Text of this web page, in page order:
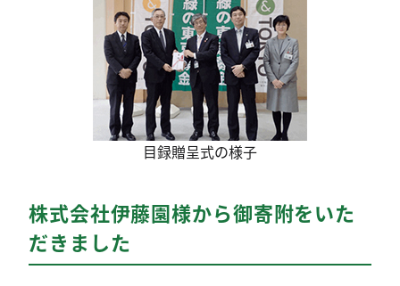
目録贈呈式の様子
株式会社伊藤園様から御寄附をいた
だきました